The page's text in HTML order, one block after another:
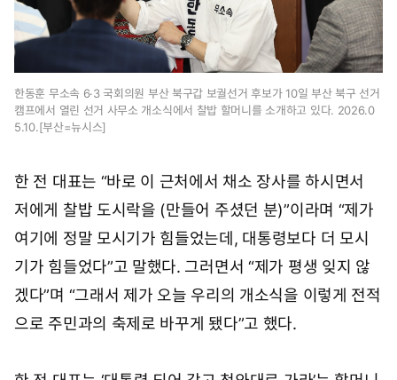
한동훈 무소속 6·3 국회의원 부산 북구갑 보궐선거 후보가 10일 부산 북구 선거
캠프에서 열린 선거 사무소 개소식에서 찰밥 할머니를 소개하고 있다. 2026.0
5.10.[부산=뉴시스]
한 전 대표는 “바로 이 근처에서 채소 장사를 하시면서
저에게 찰밥 도시락을 (만들어 주셨던 분)”이라며 “제가
여기에 정말 모시기가 힘들었는데, 대통령보다 더 모시
기가 힘들었다”고 말했다. 그러면서 “제가 평생 잊지 않
겠다”며 “그래서 제가 오늘 우리의 개소식을 이렇게 전적
으로 주민과의 축제로 바꾸게 됐다”고 했다.